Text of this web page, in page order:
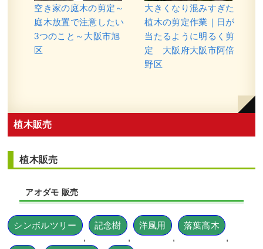
空き家の庭木の剪定～
庭木放置で注意したい
3つのこと～大阪市旭
区
大きくなり混みすぎた
植木の剪定作業｜日が
当たるように明るく剪
定 大阪府大阪市阿倍
野区
植木販売
植木販売
アオダモ 販売
シンボルツリー
,
記念樹
,
洋風用
,
落葉高木
,